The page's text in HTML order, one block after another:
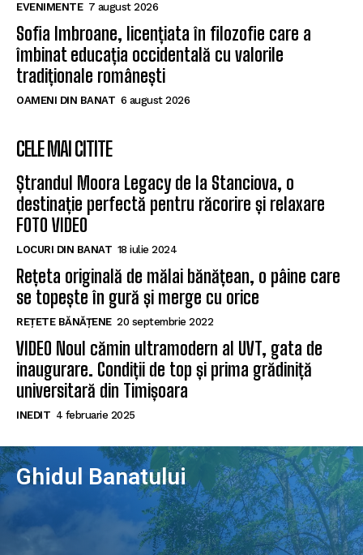
EVENIMENTE 7 august 2026
Sofia Imbroane, licențiata în filozofie care a
îmbinat educația occidentală cu valorile
tradiționale românești
OAMENI DIN BANAT 6 august 2026
CELE MAI CITITE
Ștrandul Moora Legacy de la Stanciova, o
destinație perfectă pentru răcorire și relaxare
FOTO VIDEO
LOCURI DIN BANAT 18 iulie 2024
Rețeta originală de mălai bănățean, o pâine care
se topește în gură și merge cu orice
REȚETE BĂNĂȚENE 20 septembrie 2022
VIDEO Noul cămin ultramodern al UVT, gata de
inaugurare. Condiții de top și prima grădiniță
universitară din Timișoara
INEDIT 4 februarie 2025
Ghidul Banatului